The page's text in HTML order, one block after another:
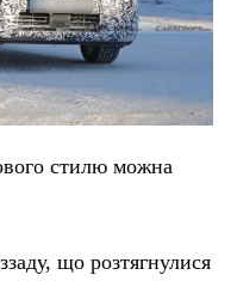
стилю можна
що розтягнулися